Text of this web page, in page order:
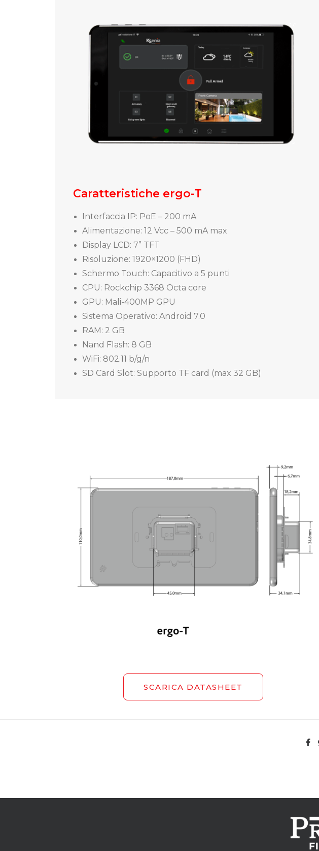
Caratteristiche ergo-T
Interfaccia IP: PoE – 200 mA
Alimentazione: 12 Vcc – 500 mA max
Display LCD: 7” TFT
Risoluzione: 1920×1200 (FHD)
Schermo Touch: Capacitivo a 5 punti
CPU: Rockchip 3368 Octa core
GPU: Mali-400MP GPU
Sistema Operativo: Android 7.0
RAM: 2 GB
Nand Flash: 8 GB
WiFi: 802.11 b/g/n
SD Card Slot: Supporto TF card (max 32 GB)
SCARICA DATASHEET